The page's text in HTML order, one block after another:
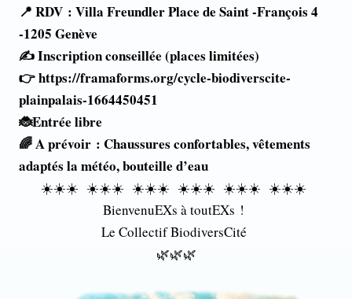
📍 RDV : Villa Freundler Place de Saint -François 4
-1205 Genève
✍️Inscription conseillée (places limitées)
👉https://framaforms.org/cycle-biodiverscite-
plainpalais-1664450451
🐞Entrée libre
🌈A prévoir : Chaussures confortables, vêtements
adaptés la météo, bouteille d’eau
☀️☀️☀️ ☀️☀️☀️ ☀️☀️☀️ ☀️☀️☀️ ☀️☀️☀️ ☀️☀️☀️
BienvenuEXs à toutEXs !
Le Collectif BiodiversCité
🌿🌿🌿